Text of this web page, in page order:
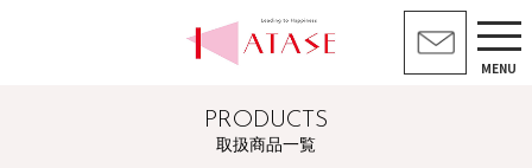
MENU
PRODUCTS
取扱商品一覧